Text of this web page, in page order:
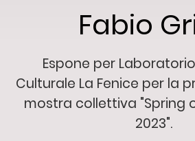
Fabio
Espone per
Culturale La Fenice per la
mostra collettiva "Spring
2023".